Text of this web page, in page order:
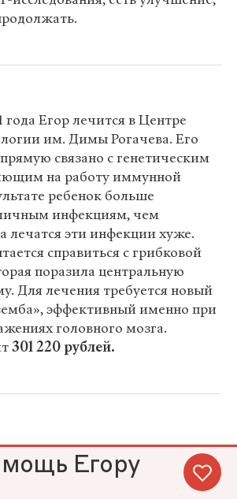
года Егор лечится в Центре
им. Димы Рогачева. Его
связано с генетическим
на работу иммунной
ребенок больше
инфекциям, чем
лечатся эти инфекции хуже.
справиться с грибковой
поразила центральную
Для лечения требуется новый
эффективный именно при
головного мозга.
301 220 рублей.
Егору